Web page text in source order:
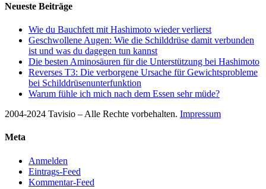
Neueste Beiträge
Wie du Bauchfett mit Hashimoto wieder verlierst
Geschwollene Augen: Wie die Schilddrüse damit verbunden
ist und was du dagegen tun kannst
Die besten Aminosäuren für die Unterstützung bei Hashimoto
Reverses T3: Die verborgene Ursache für Gewichtsprobleme
bei Schilddrüsenunterfunktion
Warum fühle ich mich nach dem Essen sehr müde?
2004-2024 Tavisio – Alle Rechte vorbehalten. Impressum
Meta
Anmelden
Eintrags-Feed
Kommentar-Feed